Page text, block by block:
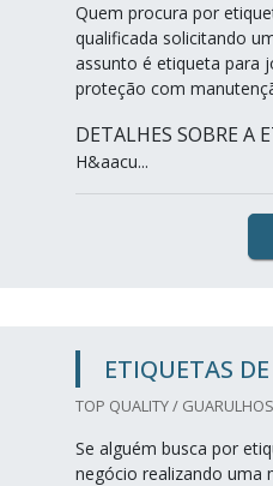
Quem procura por
qualificada solicitando
assunto é etiqueta para
proteção com
DETALHES SOBRE A
H&aacu...
ETIQUETAS
TOP QUALITY /
Se alguém busca por
negócio realizando uma